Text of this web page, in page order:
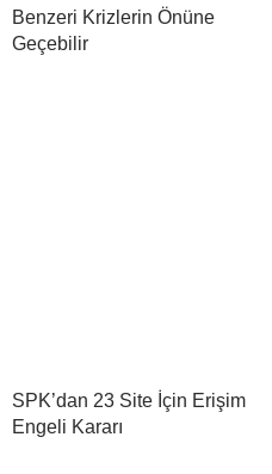
Benzeri Krizlerin Önüne
Geçebilir
SPK’dan 23 Site İçin Erişim
Engeli Kararı